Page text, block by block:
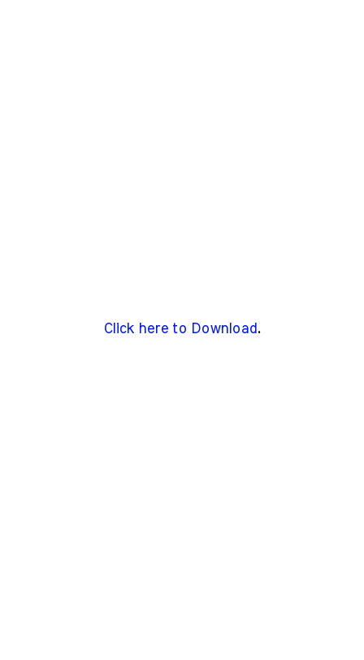
Click here to Download .